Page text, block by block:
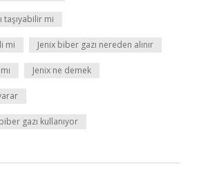
taşıyabilir mi
mi Jenix biber gazı nereden alınır
Jenix ne demek
gazı kullanıyor